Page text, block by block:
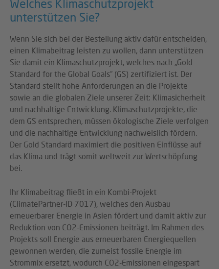
Welches Klimaschutzprojekt
unterstützen Sie?
Wenn Sie sich bei der Bestellung aktiv dafür entscheiden,
einen Klimabeitrag leisten zu wollen, dann unterstützen
Sie damit ein Klimaschutzprojekt, welches nach „Gold
Standard for the Global Goals“ (GS) zertifiziert ist. Der
Standard stellt hohe Anforderungen an die Projekte
sowie an die globalen Ziele unserer Zeit: Klimasicherheit
und nachhaltige Entwicklung. Klimaschutzprojekte, die
dem GS entsprechen, müssen ökologische Ziele verfolgen
und die nachhaltige Entwicklung nachweislich fördern.
Der Gold Standard maximiert die positiven Einflüsse auf
das Klima und trägt somit weltweit zur Wertschöpfung
bei.
Ihr Klimabeitrag fließt in ein Kombi-Projekt
(ClimatePartner-ID 7017), welches den Ausbau
erneuerbarer Energie in Asien fördert und damit aktiv zur
Reduktion von CO2-Emissionen beiträgt. Im Rahmen des
Projekts soll Energie aus erneuerbaren Energiequellen
gewonnen werden, die zumeist fossile Energie im
Strommix ersetzt, wodurch CO2-Emissionen eingespart